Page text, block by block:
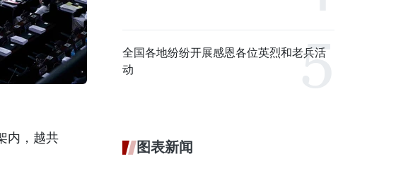
内，越共
全国各地纷纷开展感恩各位英烈和老兵活
动
图表新闻